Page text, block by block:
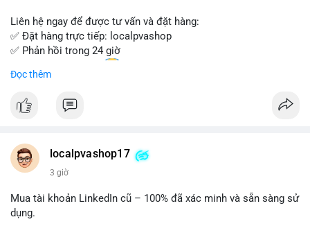
Liên hệ ngay để được tư vấn và đặt hàng:
✅ Đặt hàng trực tiếp: localpvashop
✅ Phản hồi trong 24 giờ
✅ WhatsApp: +1 (66
✅ Telegram: @localpvashop
✅ Email: localpvashop@gmail.com
Đọc thêm
localpvashop17
3 giờ
Mua tài khoản LinkedIn cũ – 100% đã xác minh và sẵn sàng sử
dụng.